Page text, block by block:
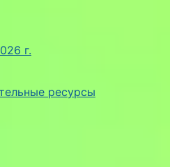
г.
ресурсы